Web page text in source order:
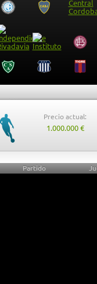
Precio actual:
1.000.000 €
Partido